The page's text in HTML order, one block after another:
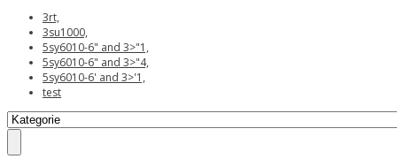
3rt,
3su1000,
5sy6010-6" and 3>"1,
5sy6010-6" and 3>"4,
5sy6010-6' and 3>'1,
test